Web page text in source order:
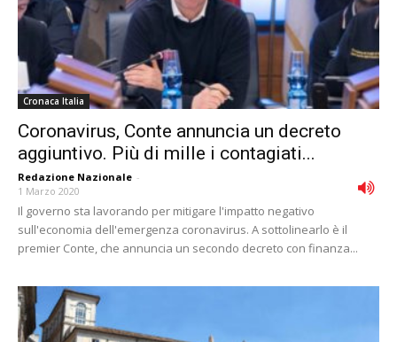
Cronaca Italia
Coronavirus, Conte annuncia un decreto
aggiuntivo. Più di mille i contagiati...
Redazione Nazionale -
1 Marzo 2020
Il governo sta lavorando per mitigare l'impatto negativo
sull'economia dell'emergenza coronavirus. A sottolinearlo è il
premier Conte, che annuncia un secondo decreto con finanza...